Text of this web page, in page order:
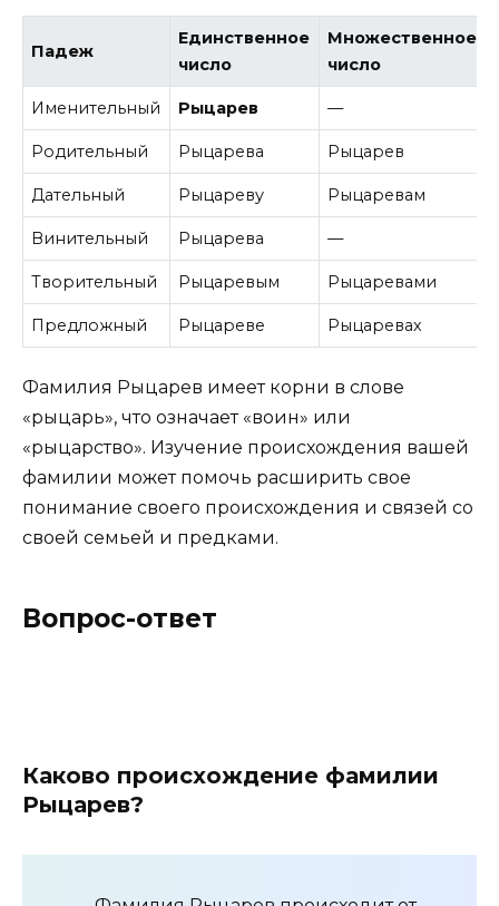
Падеж
Единственное
число
Множественное
число
Именительный Рыцарев —
Родительный Рыцарева Рыцарев
Дательный Рыцареву Рыцаревам
Винительный Рыцарева —
Творительный Рыцаревым Рыцаревами
Предложный Рыцареве Рыцаревах
Фамилия Рыцарев имеет корни в слове
«рыцарь», что означает «воин» или
«рыцарство». Изучение происхождения вашей
фамилии может помочь расширить свое
понимание своего происхождения и связей со
своей семьей и предками.
Вопрос-ответ
Каково происхождение фамилии
Рыцарев?